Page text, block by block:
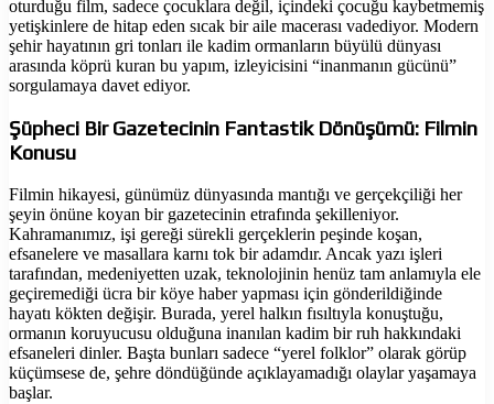
oturduğu film, sadece çocuklara değil, içindeki çocuğu kaybetmemiş
yetişkinlere de hitap eden sıcak bir aile macerası vadediyor. Modern
şehir hayatının gri tonları ile kadim ormanların büyülü dünyası
arasında köprü kuran bu yapım, izleyicisini “inanmanın gücünü”
sorgulamaya davet ediyor.
Şüpheci Bir Gazetecinin Fantastik Dönüşümü: Filmin
Konusu
Filmin hikayesi, günümüz dünyasında mantığı ve gerçekçiliği her
şeyin önüne koyan bir gazetecinin etrafında şekilleniyor.
Kahramanımız, işi gereği sürekli gerçeklerin peşinde koşan,
efsanelere ve masallara karnı tok bir adamdır. Ancak yazı işleri
tarafından, medeniyetten uzak, teknolojinin henüz tam anlamıyla ele
geçiremediği ücra bir köye haber yapması için gönderildiğinde
hayatı kökten değişir. Burada, yerel halkın fısıltıyla konuştuğu,
ormanın koruyucusu olduğuna inanılan kadim bir ruh hakkındaki
efsaneleri dinler. Başta bunları sadece “yerel folklor” olarak görüp
küçümsese de, şehre döndüğünde açıklayamadığı olaylar yaşamaya
başlar.